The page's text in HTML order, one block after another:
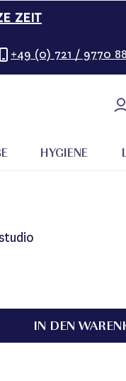
ZEIT
+49 (0) 721 / 9770
HYGIENE
IN DEN